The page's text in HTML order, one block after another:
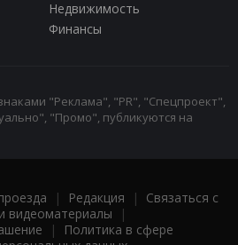
Недвижимость
Финансы
"Реклама", "PR", "Спецпроект",
"Промо", публикуются на
| Редакция | Связаться с
видеоматериалы |
|
Политика в сфере